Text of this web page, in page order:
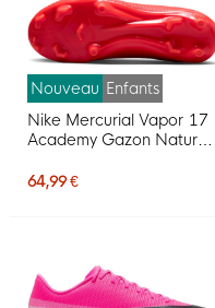
Nouveau Enfants
Nike Mercurial Vapor 17
Academy Gazon Naturel
Chaussures de Foot (MG)
64,99 €